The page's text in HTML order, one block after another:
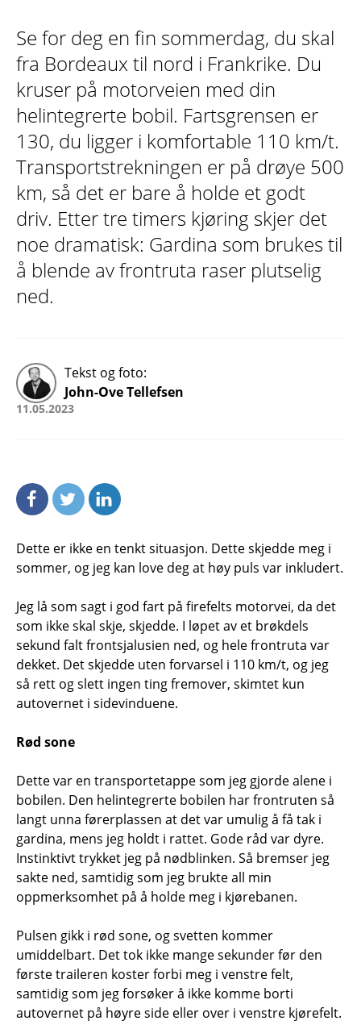
Se for deg en fin sommerdag, du skal
fra Bordeaux til nord i Frankrike. Du
kruser på motorveien med din
helintegrerte bobil. Fartsgrensen er
130, du ligger i komfortable 110 km/t.
Transportstrekningen er på drøye 500
km, så det er bare å holde et godt
driv. Etter tre timers kjøring skjer det
noe dramatisk: Gardina som brukes til
å blende av frontruta raser plutselig
ned.
Tekst og foto:
John-Ove Tellefsen
11.05.2023
Dette er ikke en tenkt situasjon. Dette skjedde meg i
sommer, og jeg kan love deg at høy puls var inkludert.
Jeg lå som sagt i god fart på firefelts motorvei, da det
som ikke skal skje, skjedde. I løpet av et brøkdels
sekund falt frontsjalusien ned, og hele frontruta var
dekket. Det skjedde uten forvarsel i 110 km/t, og jeg
så rett og slett ingen ting fremover, skimtet kun
autovernet i sidevinduene.
Rød sone
Dette var en transportetappe som jeg gjorde alene i
bobilen. Den helintegrerte bobilen har frontruten så
langt unna førerplassen at det var umulig å få tak i
gardina, mens jeg holdt i rattet. Gode råd var dyre.
Instinktivt trykket jeg på nødblinken. Så bremser jeg
sakte ned, samtidig som jeg brukte all min
oppmerksomhet på å holde meg i kjørebanen.
Pulsen gikk i rød sone, og svetten kommer
umiddelbart. Det tok ikke mange sekunder før den
første traileren koster forbi meg i venstre felt,
samtidig som jeg forsøker å ikke komme borti
autovernet på høyre side eller over i venstre kjørefelt.